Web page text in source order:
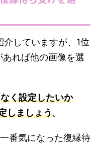
していますが、1位
あれば他の画像を選
く設定したいか
しましょう。
番気になった復縁待